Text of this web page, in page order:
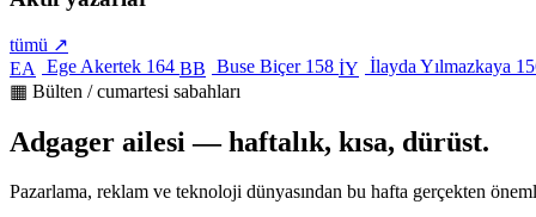
tümü ↗
EA
Ege Akertek 164 BB Buse Biçer 158 İY İlayda Yılmazkaya
▦ Bülten / cumartesi sabahları
Adgager ailesi — haftalık, kısa, dürüst.
Pazarlama, reklam ve teknoloji dünyasından bu hafta gerçekten